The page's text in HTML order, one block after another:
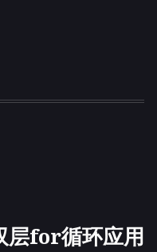
层for循环应用